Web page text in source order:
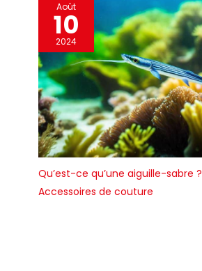
Août
10
2024
Qu’est-ce qu’une aiguille-sabre ?
Accessoires de couture